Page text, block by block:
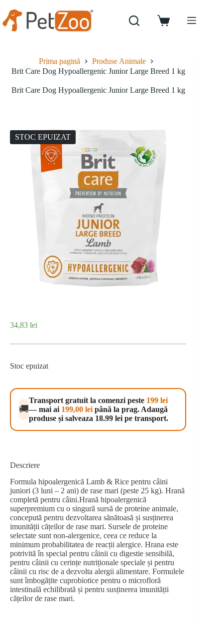
conținut
Coș
Prima pagină
Produse Animale
Brit Care Dog Hypoallergenic Junior Large Breed 1 kg
Brit Care Dog Hypoallergenic Junior Large Breed 1 kg
STOC EPUIZAT
34,83 lei
Stoc epuizat
🚚
Transport gratuit la comenzi peste 199 lei
— mai ai 199,00 lei până la prag. Adaugă
produse și salveaza 18.99 lei pe transport.
Descriere
Formula hipoalergenică Lamb & Rice pentru câini
juniori (3 luni – 2 ani) de rase mari (peste 25 kg). Hrană
completă pentru câini.Hrană hipoalergenică
superpremium cu o singură sursă de proteine animale,
concepută pentru dezvoltarea sănătoasă și susținerea
imunității cățeilor de rase mari. Sursele de proteine
selectate sunt non-alergenice, ceea ce reduce la
minimum probabilitatea de reacții alergice. Hrana este
potrivită în special pentru câinii cu digestie sensibilă,
pentru câinii cu cerințe nutriționale speciale și pentru
câinii cu risc de a dezvolta alergii alimentare. Formulele
sunt îmbogățite cuprobiotice pentru o microfloră
intestinală echilibrată și pentru susținerea imunității
cățeilor de rase mari.